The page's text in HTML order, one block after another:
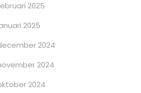
2025
2025
2024
2024
2024